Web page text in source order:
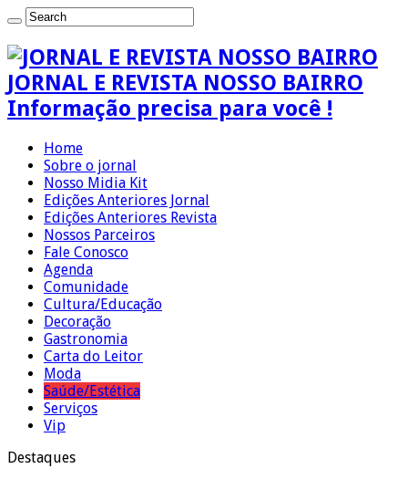
JORNAL E REVISTA NOSSO BAIRRO
Informação precisa para você !
Home
Sobre o jornal
Nosso Midia Kit
Edições Anteriores Jornal
Edições Anteriores Revista
Nossos Parceiros
Fale Conosco
Agenda
Comunidade
Cultura/Educação
Decoração
Gastronomia
Carta do Leitor
Moda
Saúde/Estética
Serviços
Vip
Destaques